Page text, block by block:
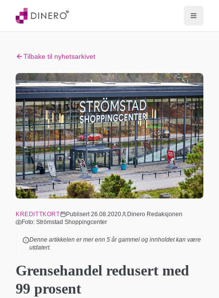
Tilbake til nyhetsarkivet
KREDITTKORT Publisert26.08.2020
Dinero Redaksjonen
Foto: Strömstad Shoppingcenter
Denne artikkelen er mer enn 5 år gammel og innholdet kan være
utdatert.
Grensehandel redusert med
99 prosent